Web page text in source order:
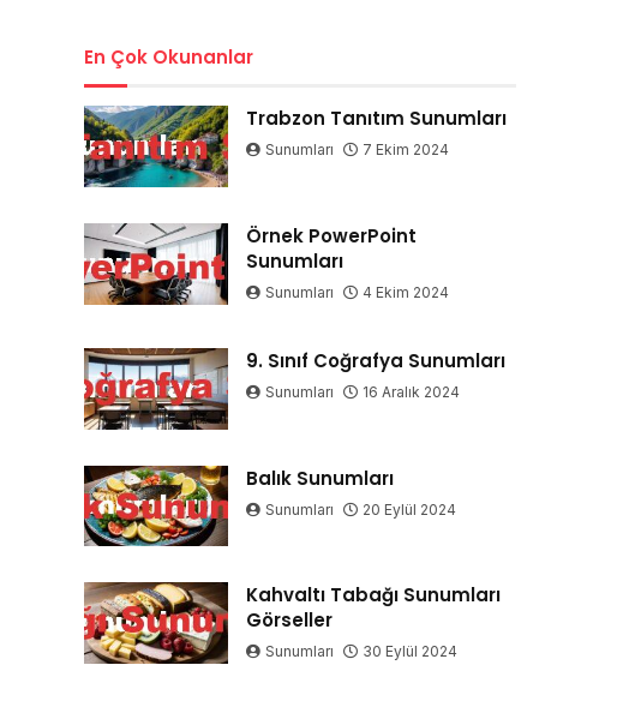
En Çok Okunanlar
Trabzon Tanıtım Sunumları
Sunumları 7 Ekim 2024
Örnek PowerPoint
Sunumları
Sunumları 4 Ekim 2024
9. Sınıf Coğrafya Sunumları
Sunumları 16 Aralık 2024
Balık Sunumları
Sunumları 20 Eylül 2024
Kahvaltı Tabağı Sunumları
Görseller
Sunumları 30 Eylül 2024